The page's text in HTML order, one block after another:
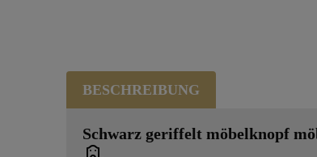
BESCHREIBUNG
Schwarz geriffelt möbelknopf